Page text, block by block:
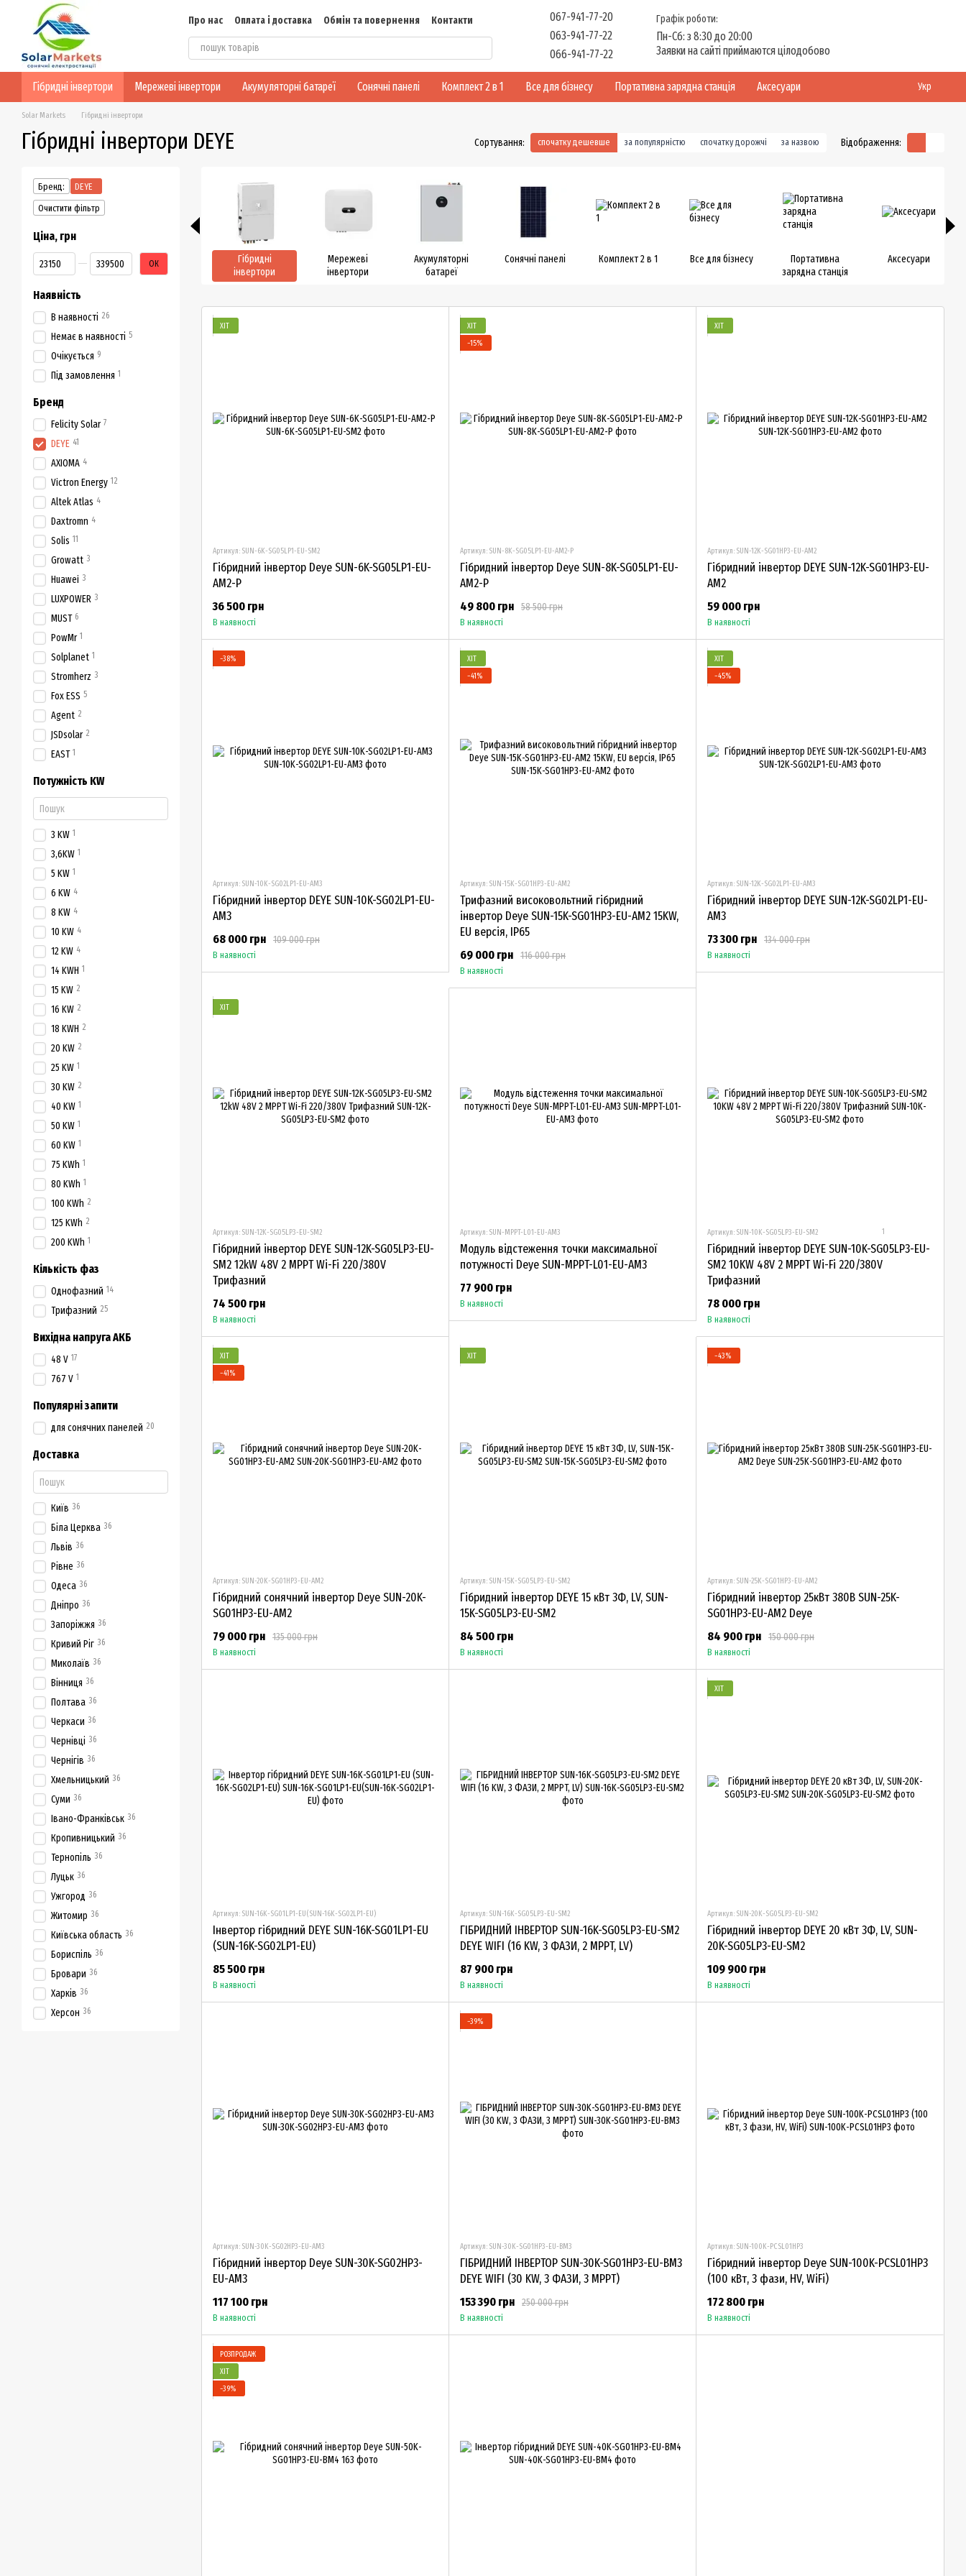
Перейти до основного контенту
Про нас Оплата і доставка Обмін та повернення
Контакти
Блог
Конфіденційність Відгуки
067-941-77-20
063-941-77-22
066-941-77-22
Графік роботи:
Пн-Сб: з 8:30 до 20:00
Заявки на сайті приймаются цілодобово
Гібридні інвертори Мережеві інвертори Акумуляторні батареї Сонячні панелі Комплект 2 в 1 Все для бізнесу Портативна зарядна станція Аксесуари Укр
Solar Markets Гібридні інвертори
Гібридні інвертори DEYE Сортування: спочатку дешевше за популярністю спочатку дорожчі за назвою Відображення:
Гібридні
інвертори
Мережеві
інвертори
Акумуляторні
батареї
Сонячні панелі Комплект 2 в 1 Все для бізнесу
Портативна
зарядна станція
Аксесуари
ХІТ
Артикул: SUN-6K-SG05LP1-EU-SM2
Гібридний інвертор Deye SUN-6K-SG05LP1-EU-
AM2-Р
36 500 грн
В наявності
ХІТ
−15%
Артикул: SUN-8K-SG05LP1-EU-AM2-P
Гібридний інвертор Deye SUN-8K-SG05LP1-EU-
AM2-P
58 500 грн
49 800 грн
В наявності
ХІТ
Артикул: SUN-12K-SG01HP3-EU-AM2
Гібридний інвертор DEYE SUN-12K-SG01HP3-EU-
AM2
59 000 грн
В наявності
−38%
Артикул: SUN-10K-SG02LP1-EU-AM3
Гібридний інвертор DEYE SUN-10K-SG02LP1-EU-
AM3
109 000 грн
68 000 грн
В наявності
ХІТ
−41%
Артикул: SUN-15K-SG01HP3-EU-AM2
Трифазний високовольтний гібридний
інвертор Deye SUN-15K-SG01HP3-EU-AM2 15KW,
EU версія, IP65
116 000 грн
69 000 грн
В наявності
ХІТ
−45%
Артикул: SUN-12K-SG02LP1-EU-AM3
Гібридний інвертор DEYE SUN-12K-SG02LP1-EU-
AM3
134 000 грн
73 300 грн
В наявності
ХІТ
Артикул: SUN-12K-SG05LP3-EU-SM2
Гібридний інвертор DEYE SUN-12K-SG05LP3-EU-
SM2 12kW 48V 2 MPPT Wi-Fi 220/380V
Трифазний
74 500 грн
В наявності
Артикул: SUN-MPPT-L01-EU-AM3
Модуль відстеження точки максимальної
потужності Deye SUN-MPPT-L01-EU-AM3
77 900 грн
В наявності
Артикул: SUN-10K-SG05LP3-EU-SM2 1
Гібридний інвертор DEYE SUN-10K-SG05LP3-EU-
SM2 10KW 48V 2 MPPT Wi-Fi 220/380V
Трифазний
78 000 грн
В наявності
ХІТ
−41%
Артикул: SUN-20K-SG01HP3-EU-AM2
Гібридний сонячний інвертор Deye SUN-20K-
SG01HP3-EU-AM2
135 000 грн
79 000 грн
В наявності
ХІТ
Артикул: SUN-15K-SG05LP3-EU-SM2
Гібридний інвертор DEYE 15 кВт 3Ф, LV, SUN-
15K-SG05LP3-EU-SM2
84 500 грн
В наявності
−43%
Артикул: SUN-25K-SG01HP3-EU-AM2
Гібридний інвертор 25кВт 380В SUN-25K-
SG01HP3-EU-AM2 Deye
150 000 грн
84 900 грн
В наявності
Артикул: SUN-16K-SG01LP1-EU(SUN-16K-SG02LP1-EU)
Інвертор гібридний DEYE SUN-16K-SG01LP1-EU
(SUN-16K-SG02LP1-EU)
85 500 грн
В наявності
Артикул: SUN-16K-SG05LP3-EU-SM2
ГІБРИДНИЙ ІНВЕРТОР SUN-16K-SG05LP3-EU-SM2
DEYE WIFI (16 KW, 3 ФАЗИ, 2 MPPT, LV)
87 900 грн
В наявності
ХІТ
Артикул: SUN-20K-SG05LP3-EU-SM2
Гібридний інвертор DEYE 20 кВт 3Ф, LV, SUN-
20K-SG05LP3-EU-SM2
109 900 грн
В наявності
Артикул: SUN-30K-SG02HP3-EU-AM3
Гібридний інвертор Deye SUN-30K-SG02HP3-
EU-AM3
117 100 грн
В наявності
−39%
Артикул: SUN-30K-SG01HP3-EU-BM3
ГІБРИДНИЙ ІНВЕРТОР SUN-30K-SG01HP3-EU-BM3
DEYE WIFI (30 KW, 3 ФАЗИ, 3 MPPT)
250 000 грн
153 390 грн
В наявності
Артикул: SUN-100K-PCSL01HP3
Гібридний інвертор Deye SUN-100K-PCSL01HP3
(100 кВт, 3 фази, HV, WiFi)
172 800 грн
В наявності
РОЗПРОДАЖ
ХІТ
−39%
Бренд:
DEYE
Очистити фільтр
Ціна, грн
Від Ціна, грн
До Ціна, грн ОК
Наявність
В наявності 26
Немає в наявності 5
Очікується 9
Під замовлення 1
Бренд
Felicity Solar 7
DEYE 41
AXIOMA 4
Victron Energy 12
Altek Atlas 4
Daxtromn 4
Solis 11
Growatt 3
Huawei 3
LUXPOWER 3
MUST 6
PowMr 1
Solplanet 1
Stromherz 3
Fox ESS 5
Agent 2
JSDsolar 2
EAST 1
Потужність KW
3 KW 1
3,6KW 1
5 KW 1
6 KW 4
8 KW 4
10 KW 4
12 KW 4
14 KWH 1
15 KW 2
16 KW 2
18 KWH 2
20 KW 2
25 KW 1
30 KW 2
40 KW 1
50 KW 1
60 KW 1
75 KWh 1
80 KWh 1
100 KWh 2
125 KWh 2
200 KWh 1
Кількість фаз
Однофазний 14
Трифазний 25
Вихідна напруга АКБ
48 V 17
767 V 1
Популярні запити
для сонячних панелей 20
Доставка
Київ 36
Біла Церква 36
Львів 36
Рівне 36
Одеса 36
Дніпро 36
Запоріжжя 36
Кривий Ріг 36
Миколаїв 36
Вінниця 36
Полтава 36
Черкаси 36
Чернівці 36
Чернігів 36
Хмельницький 36
Суми 36
Івано-Франківськ 36
Кропивницький 36
Тернопіль 36
Луцьк 36
Ужгород 36
Житомир 36
Київська область 36
Бориспіль 36
Бровари 36
Харків 36
Херсон 36